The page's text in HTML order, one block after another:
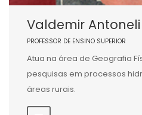
Valdemir Antoneli
PROFESSOR DE ENSINO SUPERIOR
Atua na área de Geografia
pesquisas em processos
áreas rurais.